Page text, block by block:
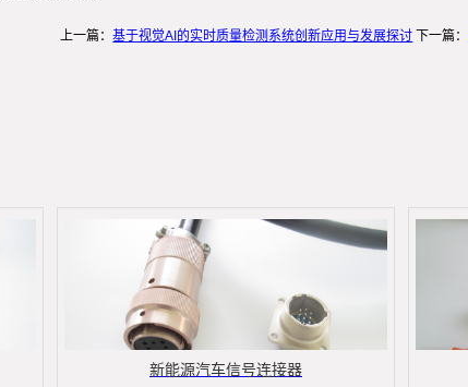
上一篇：基于视觉AI的实时质量检测系统创新应用与发展探讨 下一篇：
新能源汽车信号连接器